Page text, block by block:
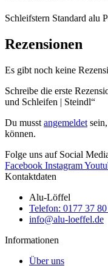
Schleifstern Standard alu
Rezensionen
Es gibt noch keine
Schreibe die erste
und Schleifen | Steindl“
Du musst angemeldet
können.
Folge uns auf Social
Facebook Instagram
Kontaktdaten
Alu-Löffel
Telefon: 0177 37 80
info@alu-loeffel.de
Informationen
Über uns